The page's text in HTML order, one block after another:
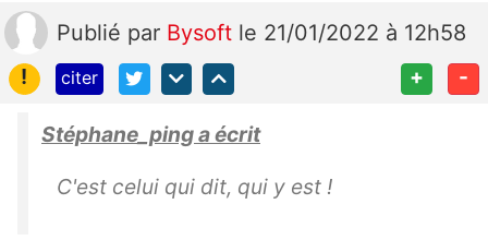
Publié par Bysoft le 21/01/2022 à 12h58
!
citer + -
Stéphane_ping a écrit
C'est celui qui dit, qui y est !